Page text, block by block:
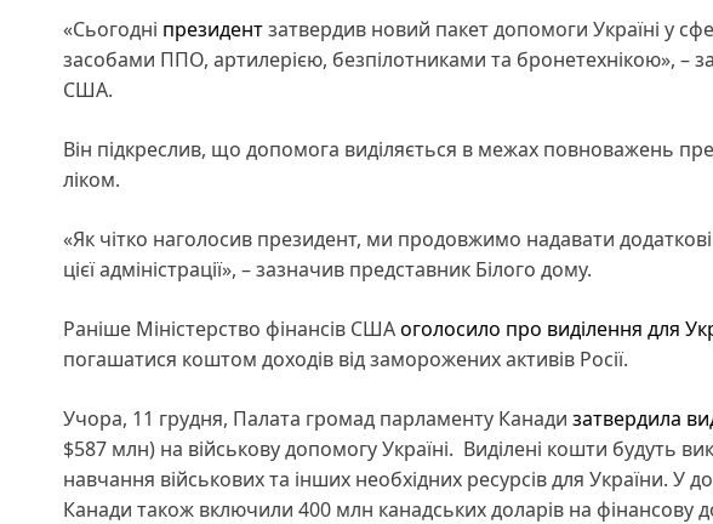
«Сьогодні президентзатвердив новий пакет допомоги Україні у
засобами ППО, артилерією, безпілотниками та бронетехнікою», –
США.
Він підкреслив, що допомога виділяється в межах повноважень
ліком.
«Як чітко наголосив президент, ми продовжимо надавати
цієї адміністрації», – зазначив представник Білого дому.
Раніше Міністерство фінансів СШАоголосило про виділення для
погашатися коштом доходів від заморожених активів Росії.
Учора, 11 грудня, Палата громад парламенту Канади затвердила
$587 млн) на військову допомогу Україні. Виділені кошти будуть
навчання військових та інших необхідних ресурсів для України. У
Канади також включили 400 млн канадських доларів на фінансову